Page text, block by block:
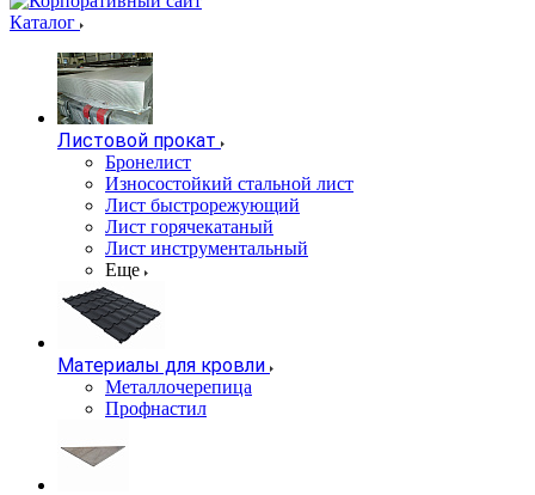
Каталог
Листовой прокат
Бронелист
Износостойкий стальной лист
Лист быстрорежующий
Лист горячекатаный
Лист инструментальный
Еще
Материалы для кровли
Металлочерепица
Профнастил